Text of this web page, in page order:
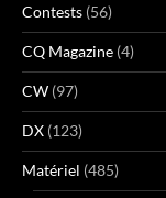
Contests (56)
CQ Magazine (4)
CW (97)
DX (123)
Matériel (485)